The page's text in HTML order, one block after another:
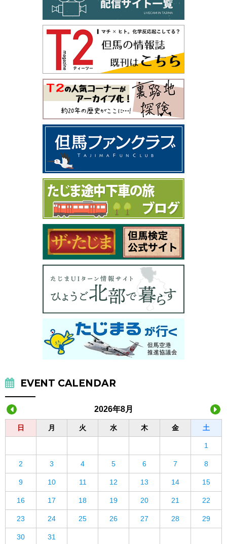
EVENT CALENDAR
2026年8月
日 月 火 水 木 金 土
1
2 3 4 5 6 7 8
9 10 11 12 13 14 15
16 17 18 19 20 21 22
23 24 25 26 27 28 29
30 31